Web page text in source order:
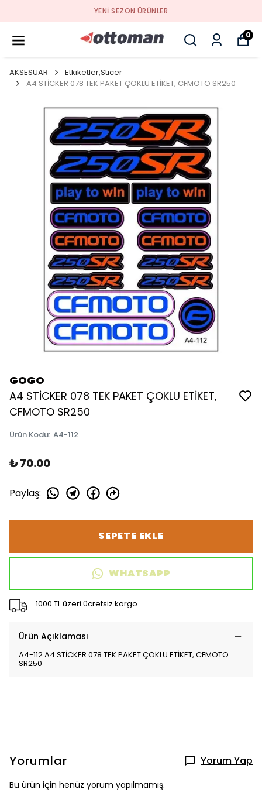
YENI SEZON ÜRÜNLER
0
AKSESUAR
Etkiketler,Stıcer
A4 STİCKER 078 TEK PAKET ÇOKLU ETİKET, CFMOTO SR250
GOGO
A4 STİCKER 078 TEK PAKET ÇOKLU ETİKET,
CFMOTO SR250
Ürün Kodu: A4-112
₺ 70.00
Paylaş:
SEPETE EKLE
WHATSAPP
1000 TL üzeri ücretsiz kargo
Ürün Açıklaması
A4-112 A4 STİCKER 078 TEK PAKET ÇOKLU ETİKET, CFMOTO
SR250
Yorumlar Yorum Yap
Bu ürün için henüz yorum yapılmamış.